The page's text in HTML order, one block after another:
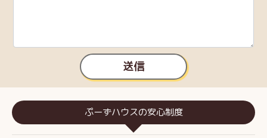
送信
ぷーずハウスの安心制度